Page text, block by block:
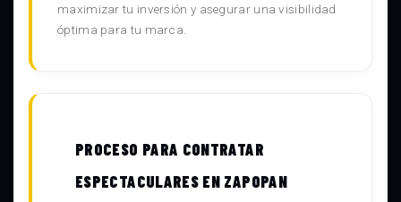
maximizar tu inversión y asegurar una visibilidad
óptima para tu marca.
PROCESO PARA CONTRATAR
ESPECTACULARES EN ZAPOPAN